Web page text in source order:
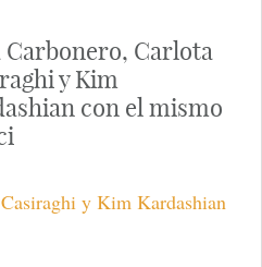
Carbonero, Carlota
y Kim
con el mismo
y Kim Kardashian